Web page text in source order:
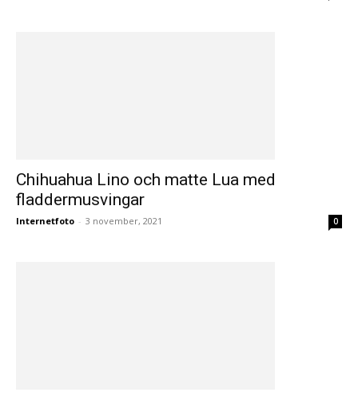
Chihuahua Lino och matte Lua med
fladdermusvingar
Internetfoto - 3 november, 2021 0